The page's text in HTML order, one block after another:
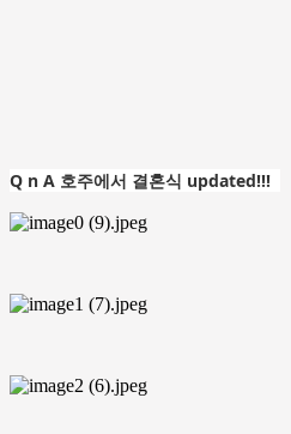
Q n A 호주에서 결혼식 updated!!!